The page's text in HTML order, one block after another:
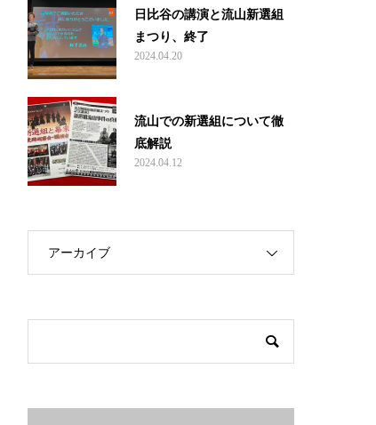
日比谷の講演と流山新選組
まつり、終了
2024.04.20
流山での新選組について徹
底解説
2024.04.12
アーカイブ